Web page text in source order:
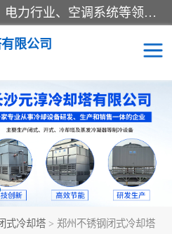
冷却塔广泛应用于工业、电力行业、空调系统等领域。在电力行业中，用于冷却发电机组的循环水；在工业生产中，如化工、冶金等行业，可降低生产过程中产生的热量；在空调系统中，为空调设备提供冷却水源
限公司
式冷却塔 > 郑州不锈钢闭式冷却塔
圆形冷却塔
水箱
水泵